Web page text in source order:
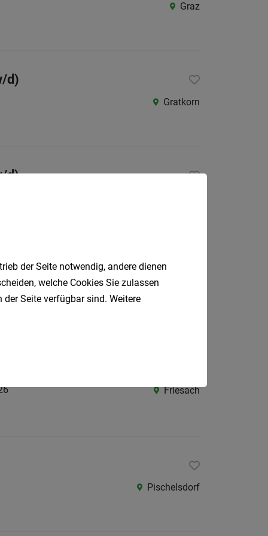
Graz
d)
Gratkorn
d)
Teilzeit (m/w/d)
Friesach
Pischelsdorf
der Seite notwendig, andere dienen
welche Cookies Sie zulassen
Seite verfügbar sind. Weitere